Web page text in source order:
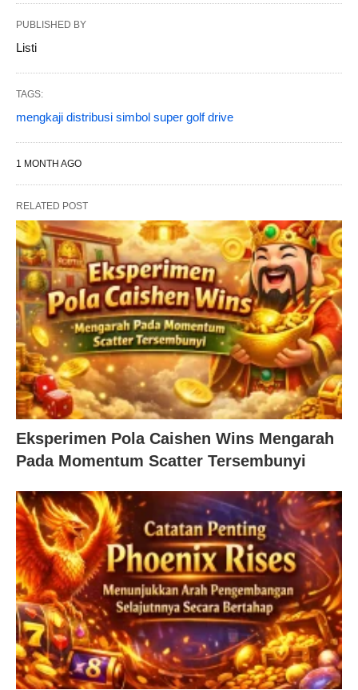
PUBLISHED BY
Listi
TAGS:
mengkaji distribusi simbol super golf drive
1 MONTH AGO
RELATED POST
Eksperimen Pola Caishen Wins Mengarah
Pada Momentum Scatter Tersembunyi